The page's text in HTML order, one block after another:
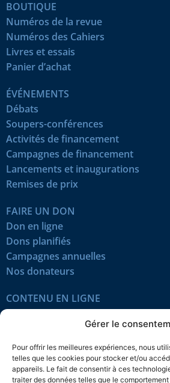
Gérer le
Pour offrir les meilleures expériences, nous
telles que les cookies pour stocker et/ou
appareils. Le fait de consentir à ces
traiter des données telles que le
BOUTIQUE
Numéros de la revue
Numéros des Cahiers
Livres et essais
Panier d’achat
ÉVÉNEMENTS
Débats
Soupers-conférences
Activités de financement
Campagnes de financement
Lancements et inaugurations
Remises de prix
FAIRE UN DON
Don en ligne
Dons planifiés
Campagnes annuelles
Nos donateurs
CONTENU EN LIGNE
Tous les articles
Œuvres du mois
En vidéo